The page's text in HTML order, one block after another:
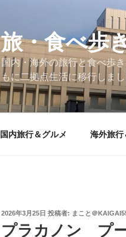
旅・食べ歩
国内・海外の旅行と食べ歩
もに二拠点生活に移行しまし
国内旅行＆グルメ 海外旅行
投
日:
2026年3月25日 投稿者: まこと＠
プラカノン プ